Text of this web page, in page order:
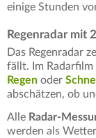
einige Stunden
Regenradar mit
Das Regenradar
fällt. Im Radarfilm
Regen oder
abschätzen, ob
Alle Radar-
werden als